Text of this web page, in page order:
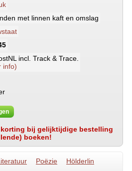
met linnen kaft en omslag
incl. Track & Trace.
info)
bij gelijktijdige bestelling
boeken!
Poëzie
Hölderlin